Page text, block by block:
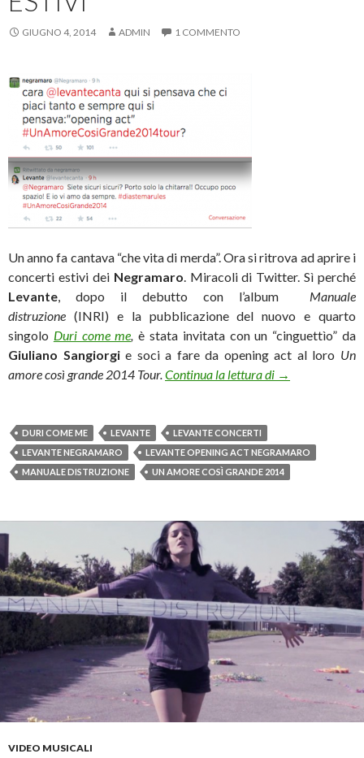
GIUGNO 4, 2014 ADMIN 1 COMMENTO
Un anno fa cantava “che vita di merda”. Ora si ritrova ad aprire i
concerti estivi dei Negramaro . Miracoli di Twitter. Sì perché
Levante , dopo il debutto con l’album
Manuale
distruzione (INRI) e la pubblicazione del nuovo e quarto
singolo Duri come me è stata invitata con un “cinguettìo” da
Giuliano Sangiorgie soci a fare da opening act al loro Un
amore così grande 2014 Tour. Continua la lettura di Levante: i
→
DURI COME ME LEVANTE
LEVANTE CONCERTI
LEVANTE NEGRAMARO
LEVANTE OPENING ACT NEGRAMARO
MANUALE DISTRUZIONE
UN AMORE COSÌ GRANDE 2014
VIDEO MUSICALI